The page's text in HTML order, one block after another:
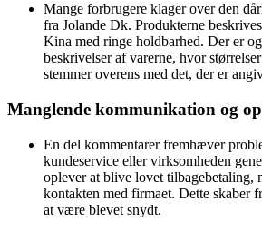
Mange forbrugere klager over den
fra Jolande Dk. Produkterne
Kina med ringe holdbarhed. Der er
beskrivelser af varerne, hvor
stemmer overens med det, der er
Manglende kommunikation og
En del kommentarer fremhæver
kundeservice eller virksomheden
oplever at blive lovet tilbagebetaling,
kontakten med firmaet. Dette skaber
at være blevet snydt.